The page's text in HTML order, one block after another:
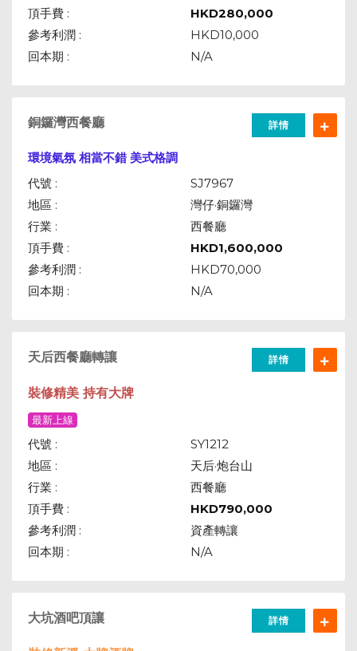
頂手費 :
HKD280,000
參考利潤 :
HKD10,000
回本期 :
N/A
銅鑼灣西餐廳 詳情
環境氣氛 相當不錯 美式格調
代號 :
SJ7967
地區 :
灣仔·銅鑼灣
行業 :
西餐廳
頂手費 :
HKD1,600,000
參考利潤 :
HKD70,000
回本期 :
N/A
天后西餐廳轉讓 詳情
裝修精美 持有大牌
最新上線
代號 :
SY1212
地區 :
天后·炮台山
行業 :
西餐廳
頂手費 :
HKD790,000
參考利潤 :
資產轉讓
回本期 :
N/A
大坑酒吧頂讓 詳情